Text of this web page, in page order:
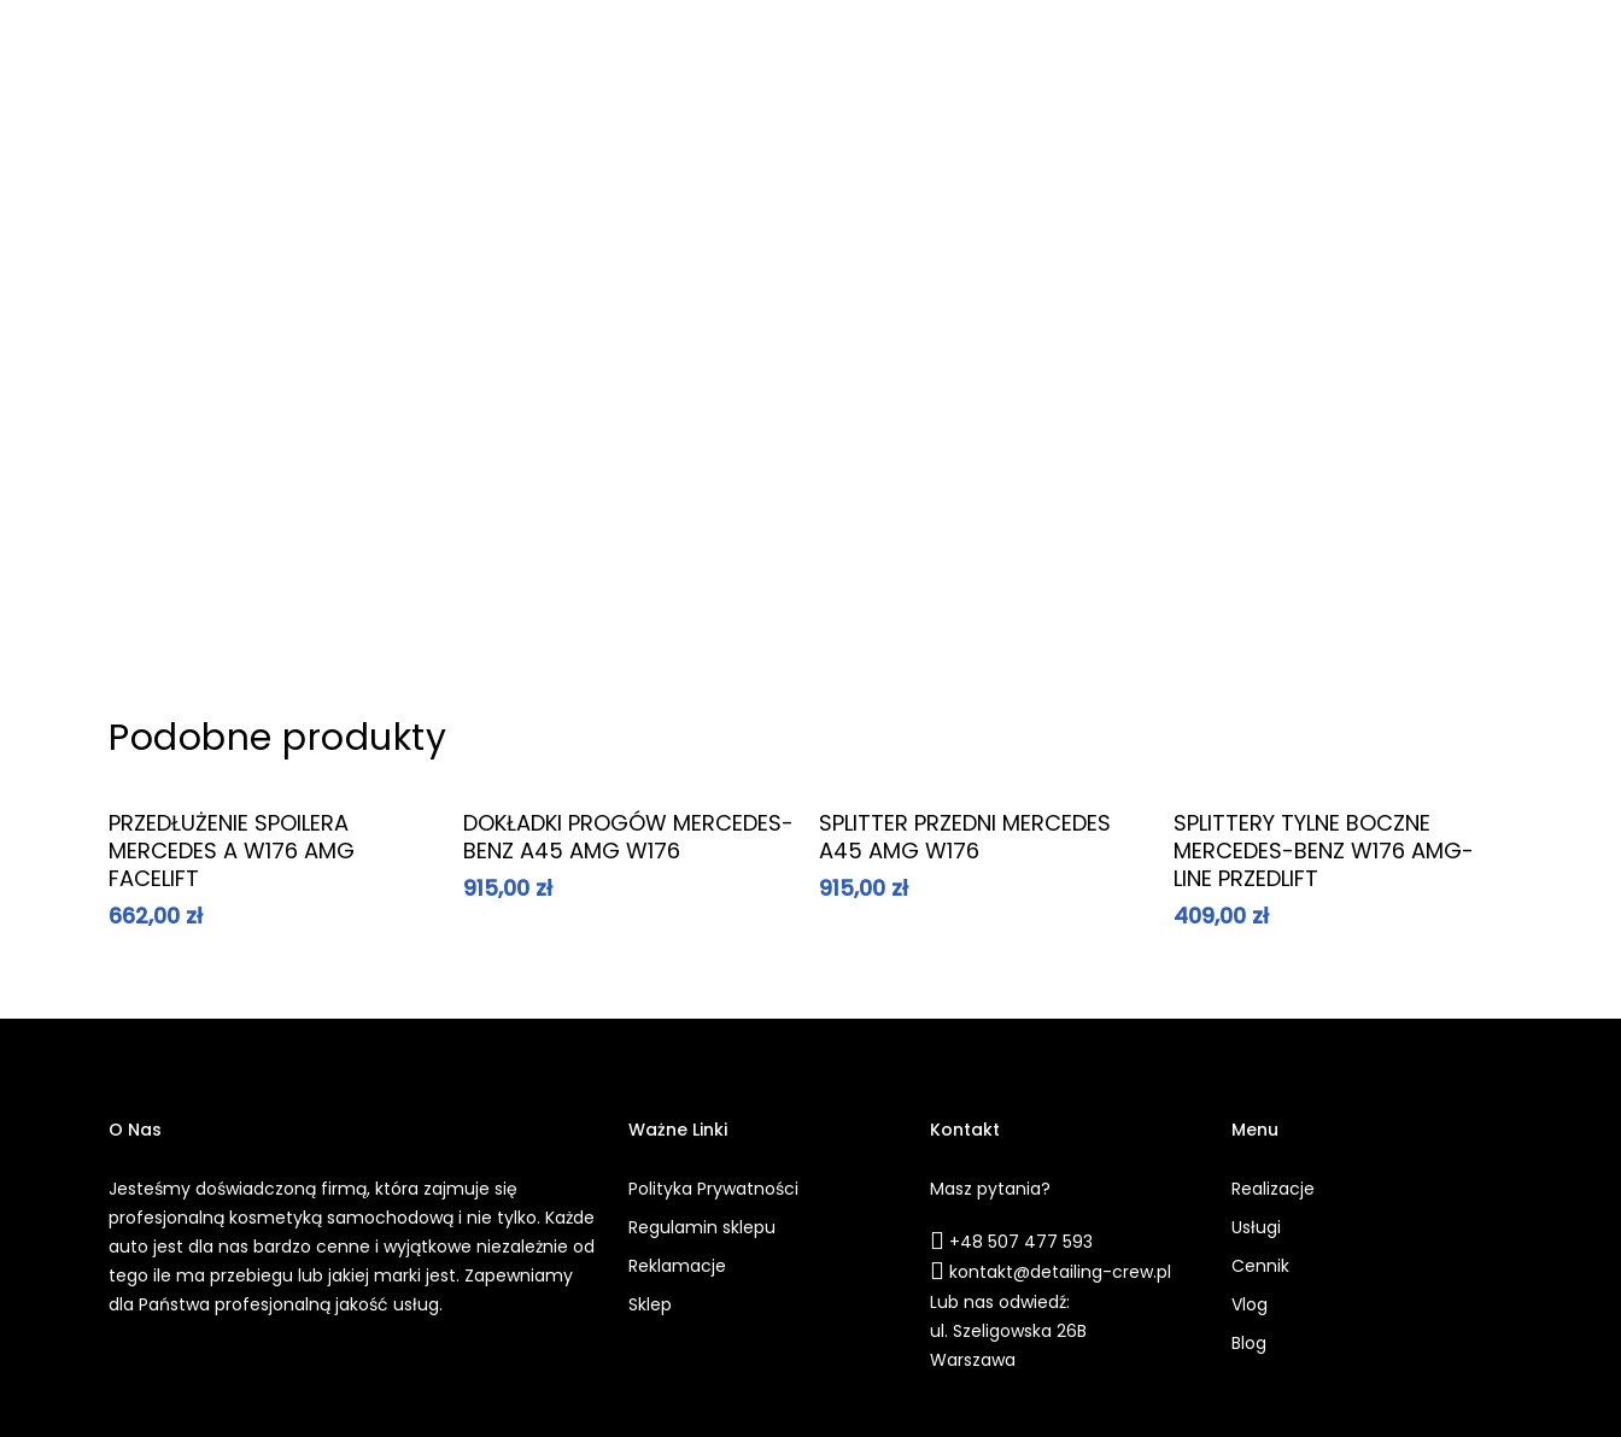
Podobne produkty
Dowiedz Się Więcej
PRZEDŁUŻENIE SPOILERA
MERCEDES A W176 AMG
FACELIFT
662,00 zł
Dowiedz Się Więcej
DOKŁADKI PROGÓW MERCEDES-
BENZ A45 AMG W176
915,00 zł
Dowiedz Się Więcej
SPLITTER PRZEDNI MERCEDES
A45 AMG W176
915,00 zł
Dowiedz Się Więcej
SPLITTERY TYLNE BOCZNE
MERCEDES-BENZ W176 AMG-
LINE PRZEDLIFT
409,00 zł
O Nas
Jesteśmy doświadczoną firmą, która zajmuje się
profesjonalną kosmetyką samochodową i nie tylko. Każde
auto jest dla nas bardzo cenne i wyjątkowe niezależnie od
tego ile ma przebiegu lub jakiej marki jest. Zapewniamy
dla Państwa profesjonalną jakość usług.
Ważne Linki
Polityka Prywatności
Regulamin sklepu
Reklamacje
Sklep
Kontakt
Masz pytania?
+48 507 477 593
kontakt@detailing-crew.pl
Lub nas odwiedź:
ul. Szeligowska 26B
Warszawa
Menu
Realizacje
Usługi
Cennik
Vlog
Blog